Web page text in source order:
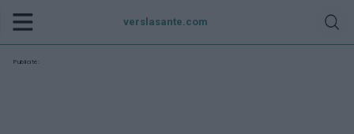
verslasante.com
Publicité: